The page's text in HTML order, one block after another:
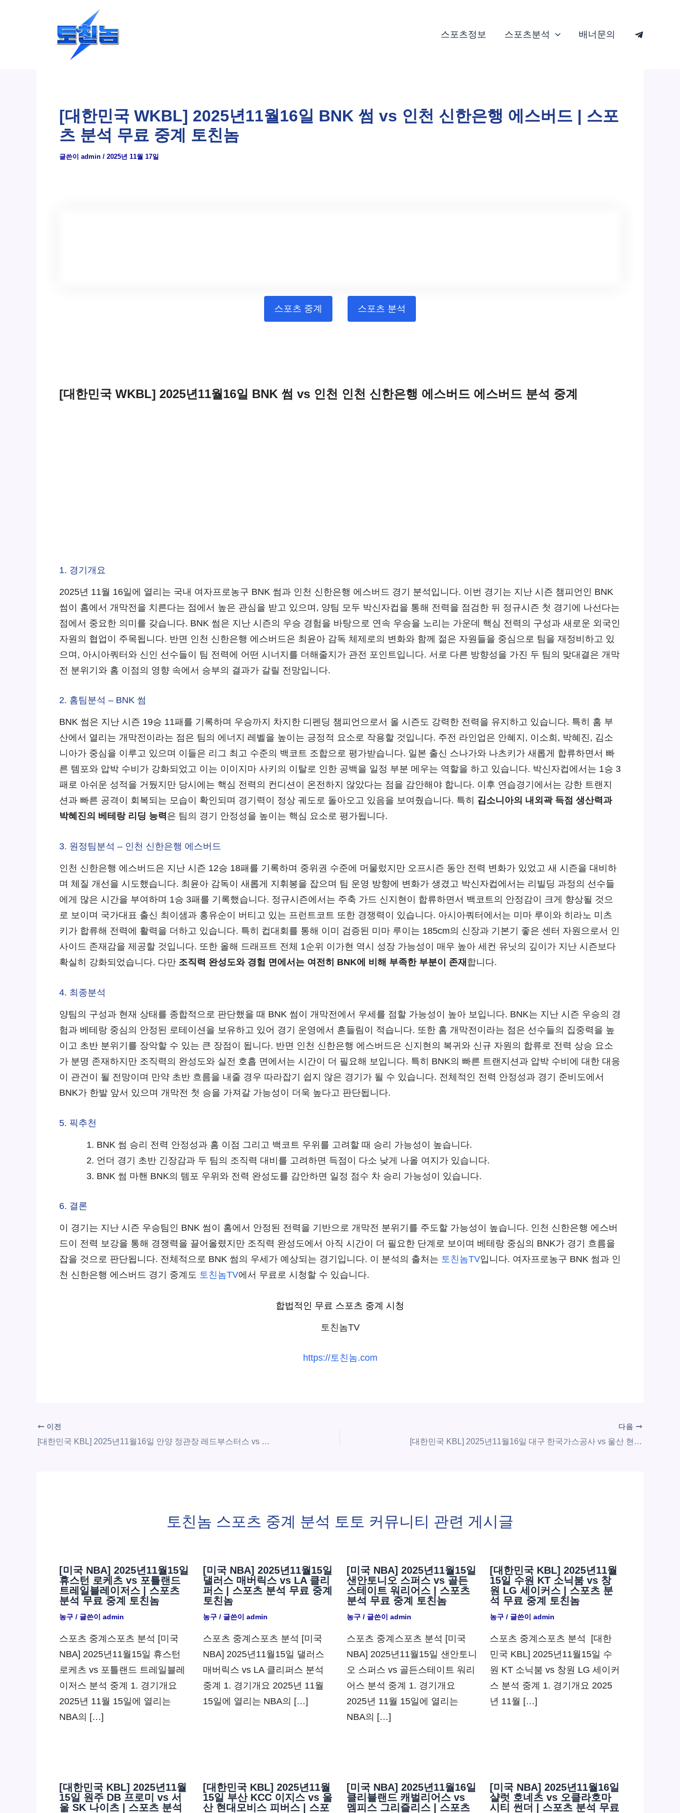
스포츠정보 스포츠분석 배너문의
[대한민국 WKBL] 2025년11월16일 BNK 썸 vs 인천 신한은행 에스버드 | 스포
츠 분석 무료 중계 토친놈
글쓴이 admin / 2025년 11월 17일
스포츠 중계 스포츠 분석
[대한민국 WKBL] 2025년11월16일 BNK 썸 vs 인천 인천 신한은행 에스버드 에스버드 분석 중계
1. 경기개요
2025년 11월 16일에 열리는 국내 여자프로농구 BNK 썸과 인천 신한은행 에스버드 경기 분석입니다. 이번 경기는 지난 시즌 챔피언인 BNK
썸이 홈에서 개막전을 치른다는 점에서 높은 관심을 받고 있으며, 양팀 모두 박신자컵을 통해 전력을 점검한 뒤 정규시즌 첫 경기에 나선다는
점에서 중요한 의미를 갖습니다. BNK 썸은 지난 시즌의 우승 경험을 바탕으로 연속 우승을 노리는 가운데 핵심 전력의 구성과 새로운 외국인
자원의 협업이 주목됩니다. 반면 인천 신한은행 에스버드은 최윤아 감독 체제로의 변화와 함께 젊은 자원들을 중심으로 팀을 재정비하고 있
으며, 아시아쿼터와 신인 선수들이 팀 전력에 어떤 시너지를 더해줄지가 관전 포인트입니다. 서로 다른 방향성을 가진 두 팀의 맞대결은 개막
전 분위기와 홈 이점의 영향 속에서 승부의 결과가 갈릴 전망입니다.
2. 홈팀분석 – BNK 썸
BNK 썸은 지난 시즌 19승 11패를 기록하며 우승까지 차지한 디펜딩 챔피언으로서 올 시즌도 강력한 전력을 유지하고 있습니다. 특히 홈 부
산에서 열리는 개막전이라는 점은 팀의 에너지 레벨을 높이는 긍정적 요소로 작용할 것입니다. 주전 라인업은 안혜지, 이소희, 박혜진, 김소
니아가 중심을 이루고 있으며 이들은 리그 최고 수준의 백코트 조합으로 평가받습니다. 일본 출신 스나가와 나츠키가 새롭게 합류하면서 빠
른 템포와 압박 수비가 강화되었고 이는 이이지마 사키의 이탈로 인한 공백을 일정 부분 메우는 역할을 하고 있습니다. 박신자컵에서는 1승 3
패로 아쉬운 성적을 거뒀지만 당시에는 핵심 전력의 컨디션이 온전하지 않았다는 점을 감안해야 합니다. 이후 연습경기에서는 강한 트랜지
션과 빠른 공격이 회복되는 모습이 확인되며 경기력이 정상 궤도로 돌아오고 있음을 보여줬습니다. 특히 김소니아의 내외곽 득점 생산력과
박혜진의 베테랑 리딩 능력 은 팀의 경기 안정성을 높이는 핵심 요소로 평가됩니다.
3. 원정팀분석 – 인천 신한은행 에스버드
인천 신한은행 에스버드은 지난 시즌 12승 18패를 기록하며 중위권 수준에 머물렀지만 오프시즌 동안 전력 변화가 있었고 새 시즌을 대비하
며 체질 개선을 시도했습니다. 최윤아 감독이 새롭게 지휘봉을 잡으며 팀 운영 방향에 변화가 생겼고 박신자컵에서는 리빌딩 과정의 선수들
에게 많은 시간을 부여하며 1승 3패를 기록했습니다. 정규시즌에서는 주축 가드 신지현이 합류하면서 백코트의 안정감이 크게 향상될 것으
로 보이며 국가대표 출신 최이샘과 홍유순이 버티고 있는 프런트코트 또한 경쟁력이 있습니다. 아시아쿼터에서는 미마 루이와 히라노 미츠
키가 합류해 전력에 활력을 더하고 있습니다. 특히 컵대회를 통해 이미 검증된 미마 루이는 185cm의 신장과 기본기 좋은 센터 자원으로서 인
사이드 존재감을 제공할 것입니다. 또한 올해 드래프트 전체 1순위 이가현 역시 성장 가능성이 매우 높아 세컨 유닛의 깊이가 지난 시즌보다
확실히 강화되었습니다. 다만 조직력 완성도와 경험 면에서는 여전히 BNK에 비해 부족한 부분이 존재 합니다.
4. 최종분석
양팀의 구성과 현재 상태를 종합적으로 판단했을 때 BNK 썸이 개막전에서 우세를 점할 가능성이 높아 보입니다. BNK는 지난 시즌 우승의 경
험과 베테랑 중심의 안정된 로테이션을 보유하고 있어 경기 운영에서 흔들림이 적습니다. 또한 홈 개막전이라는 점은 선수들의 집중력을 높
이고 초반 분위기를 장악할 수 있는 큰 장점이 됩니다. 반면 인천 신한은행 에스버드은 신지현의 복귀와 신규 자원의 합류로 전력 상승 요소
가 분명 존재하지만 조직력의 완성도와 실전 호흡 면에서는 시간이 더 필요해 보입니다. 특히 BNK의 빠른 트랜지션과 압박 수비에 대한 대응
이 관건이 될 전망이며 만약 초반 흐름을 내줄 경우 따라잡기 쉽지 않은 경기가 될 수 있습니다. 전체적인 전력 안정성과 경기 준비도에서
BNK가 한발 앞서 있으며 개막전 첫 승을 가져갈 가능성이 더욱 높다고 판단됩니다.
5. 픽추천
BNK 썸 승리 전력 안정성과 홈 이점 그리고 백코트 우위를 고려할 때 승리 가능성이 높습니다.
언더 경기 초반 긴장감과 두 팀의 조직력 대비를 고려하면 득점이 다소 낮게 나올 여지가 있습니다.
BNK 썸 마핸 BNK의 템포 우위와 전력 완성도를 감안하면 일정 점수 차 승리 가능성이 있습니다.
6. 결론
이 경기는 지난 시즌 우승팀인 BNK 썸이 홈에서 안정된 전력을 기반으로 개막전 분위기를 주도할 가능성이 높습니다. 인천 신한은행 에스버
드이 전력 보강을 통해 경쟁력을 끌어올렸지만 조직력 완성도에서 아직 시간이 더 필요한 단계로 보이며 베테랑 중심의 BNK가 경기 흐름을
잡을 것으로 판단됩니다. 전체적으로 BNK 썸의 우세가 예상되는 경기입니다. 이 분석의 출처는 토친놈TV입니다. 여자프로농구 BNK 썸과 인
천 신한은행 에스버드 경기 중계도 토친놈TV에서 무료로 시청할 수 있습니다.
합법적인 무료 스포츠 중계 시청
토친놈TV
https://토친놈.com
이전
[대한민국 KBL] 2025년11월16일 안양 정관장 레드부스터스 vs 창원 LG 세이커스 | 스포츠 분석 무료 중계 토친놈
다음
[대한민국 KBL] 2025년11월16일 대구 한국가스공사 vs 울산 현대모비스 피버스 | 스포츠 분석 무료 중계 토친놈
토친놈 스포츠 중계 분석 토토 커뮤니티 관련 게시글
[미국 NBA] 2025년11월15일
휴스턴 로케츠 vs 포틀랜드
트레일블레이저스 | 스포츠
분석 무료 중계 토친놈
농구 / 글쓴이 admin
스포츠 중계스포츠 분석 [미국
NBA] 2025년11월15일 휴스턴
로케츠 vs 포틀랜드 트레일블레
이저스 분석 중계 1. 경기개요
2025년 11월 15일에 열리는
NBA의 […]
[미국 NBA] 2025년11월15일
댈러스 매버릭스 vs LA 클리
퍼스 | 스포츠 분석 무료 중계
토친놈
농구/ 글쓴이 admin
스포츠 중계스포츠 분석 [미국
NBA] 2025년11월15일 댈러스
매버릭스 vs LA 클리퍼스 분석
중계 1. 경기개요 2025년 11월
15일에 열리는 NBA의 […]
[미국 NBA] 2025년11월15일
샌안토니오 스퍼스 vs 골든
스테이트 워리어스 | 스포츠
분석 무료 중계 토친놈
농구/ 글쓴이 admin
스포츠 중계스포츠 분석 [미국
NBA] 2025년11월15일 샌안토니
오 스퍼스 vs 골든스테이트 워리
어스 분석 중계 1. 경기개요
2025년 11월 15일에 열리는
NBA의 […]
[대한민국 KBL] 2025년11월
15일 수원 KT 소닉붐 vs 창
원 LG 세이커스 | 스포츠 분
석 무료 중계 토친놈
농구 / 글쓴이admin
스포츠 중계스포츠 분석 ​ [대한
민국 KBL] 2025년11월15일 수
원 KT 소닉붐 vs 창원 LG 세이커
스 분석 중계 1. 경기개요 2025
년 11월 […]
[대한민국 KBL] 2025년11월
15일 원주 DB 프로미 vs 서
울 SK 나이츠 | 스포츠 분석
[대한민국 KBL] 2025년11월
15일 부산 KCC 이지스 vs 울
산 현대모비스 피버스 | 스포
[미국 NBA] 2025년11월16일
클리블랜드 캐벌리어스 vs
멤피스 그리즐리스 | 스포츠
[미국 NBA] 2025년11월16일
샬럿 호네츠 vs 오클라호마
시티 썬더 | 스포츠 분석 무료